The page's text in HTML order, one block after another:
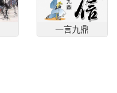
一言九鼎